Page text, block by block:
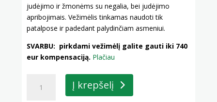
judėjimo ir žmonėms su negalia, bei judėjimo
apribojimais. Vežimėlis tinkamas naudoti tik
patalpose ir padedant palydinčiam asmeniui.
SVARBU: pirkdami vežimėlį galite gauti iki 740
eur kompensaciją. Plačiau
kiekis:
Į krepšelį